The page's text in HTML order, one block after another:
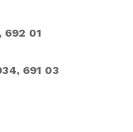
692 01
691 03